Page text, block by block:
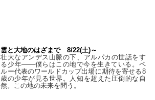
雲と大地のはざまで 8/22(土)～
壮大なアンデス山脈の下、アルパカの世話をす
る少年――僕らはこの地で今を生きている。ペ
ルー代表のワールドカップ出場に期待を寄せる8
歳の少年が見る世界。人知を超えた圧倒的な自
然。この地の未来を問う。